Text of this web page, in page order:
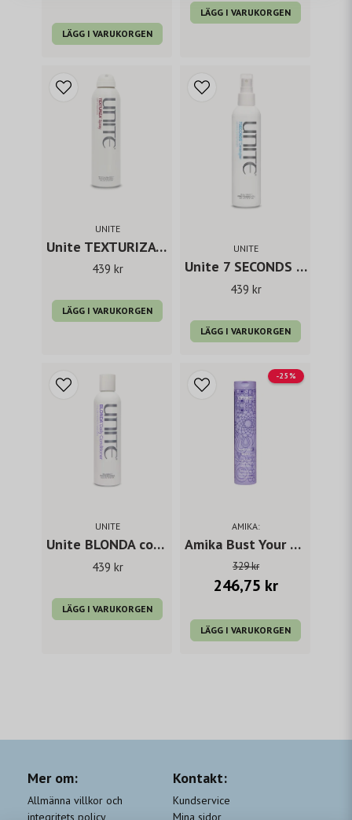
LÄGG I VARUKORGEN
LÄGG I VARUKORGEN
UNITE
Unite TEXTURIZA spray 233 ml
439 kr
LÄGG I VARUKORGEN
UNITE
Unite 7 SECONDS condition
439 kr
LÄGG I VARUKORGEN
UNITE
Unite BLONDA conditioner
439 kr
LÄGG I VARUKORGEN
AMIKA:
Amika Bust Your Brass Cool Blonde Repair Shampoo 275 ml
329 kr
246,75 kr
LÄGG I VARUKORGEN
-25%
Mer om:
Allmänna villkor och
integritets policy
Kontakt:
Kundservice
Mina sidor